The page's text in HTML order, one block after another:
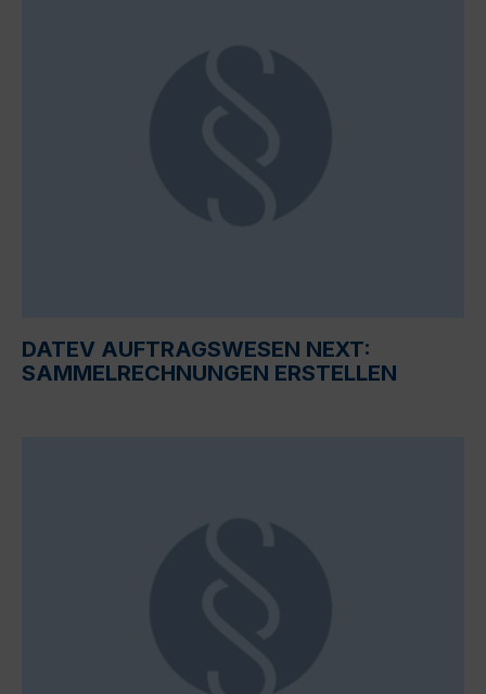
DATEV AUFTRAGSWESEN NEXT:
SAMMELRECHNUNGEN ERSTELLEN